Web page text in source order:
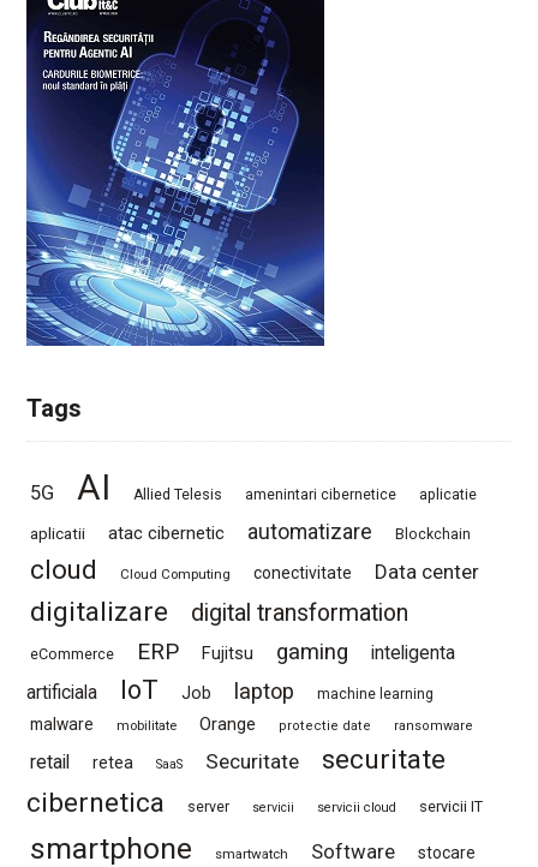
Tags
5G AI Allied Telesis amenintari cibernetice aplicatie
aplicatii atac cibernetic automatizare Blockchain
cloud Cloud Computing conectivitate Data center
digitalizare digital transformation
eCommerce ERP Fujitsu gaming
inteligenta
artificiala
IoT Job laptop machine learning
malware mobilitate Orange protectie date ransomware
retail retea SaaS Securitate
securitate
cibernetica
server servicii servicii cloud servicii IT
smartphone smartwatch Software stocare